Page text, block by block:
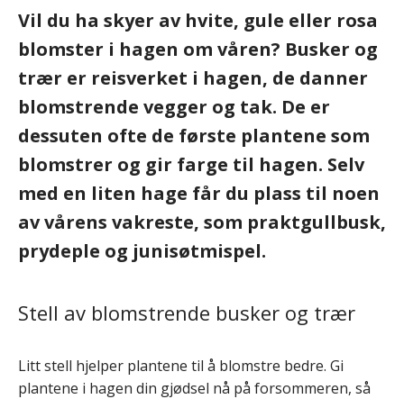
Vil du ha skyer av hvite, gule eller rosa
blomster i hagen om våren? Busker og
trær er reisverket i hagen, de danner
blomstrende vegger og tak. De er
dessuten ofte de første plantene som
blomstrer og gir farge til hagen. Selv
med en liten hage får du plass til noen
av vårens vakreste, som praktgullbusk,
prydeple og junisøtmispel.
Stell av blomstrende busker og trær
Litt stell hjelper plantene til å blomstre bedre. Gi
plantene i hagen din gjødsel nå på forsommeren, så